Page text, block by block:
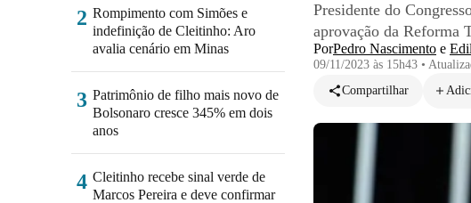
Presidente do
aprovação da Reforma
PorPedro Nascimento e
09/11/2023 às 15h43 •
Compartilhar
2 Rompimento com Simões e
indefinição de Cleitinho: Aro
avalia cenário em Minas
3 Patrimônio de filho mais novo de
Bolsonaro cresce 345% em dois
anos
4 Cleitinho recebe sinal verde de
Marcos Pereira e deve confirmar